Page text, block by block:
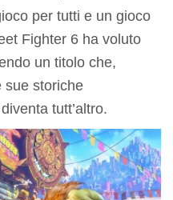
per tutti e un gioco
Fighter 6 ha voluto
un titolo che,
sue storiche
tutt’altro.